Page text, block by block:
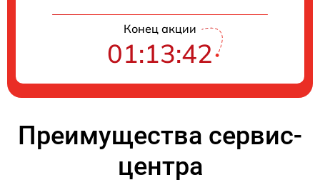
Конец акции
01:13:42
Преимущества сервис-
центра